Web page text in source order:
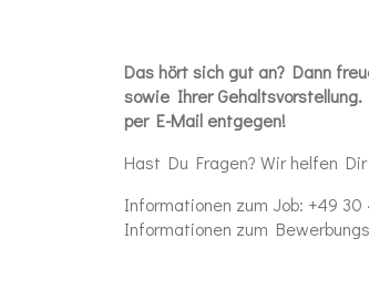
Das hört sich gut an? Dann
sowie Ihrer
per E-Mail entgegen!
Hast Du Fragen? Wir helfen
Informationen zum Job: +49
Informationen zum